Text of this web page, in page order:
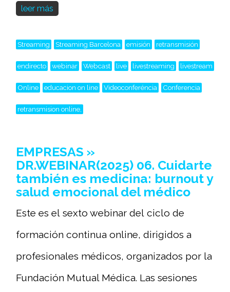
leer más
Streaming Streaming Barcelona emisión retransmisión
endirecto webinar Webcast live livestreaming livestream
Online educacion on line Videoconferéncia Conferencia
retransmision online,
EMPRESAS »
DR.WEBINAR(2025) 06. Cuidarte
también es medicina: burnout y
salud emocional del médico
Este es el sexto webinar del ciclo de
formación continua online, dirigidos a
profesionales médicos, organizados por la
Fundación Mutual Médica. Las sesiones